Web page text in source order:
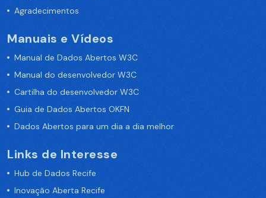
Agradecimentos
Manuais e Vídeos
Manual de Dados Abertos W3C
Manual do desenvolvedor W3C
Cartilha do desenvolvedor W3C
Guia de Dados Abertos OKFN
Dados Abertos para um dia a dia melhor
Links de Interesse
Hub de Dados Recife
Inovação Aberta Recife